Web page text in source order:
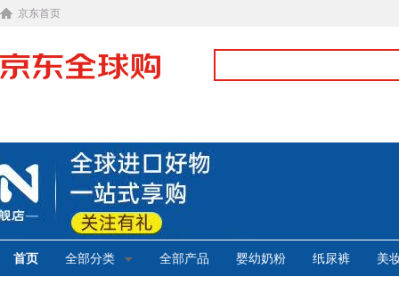
京东首页
首页 全部分类 全部产品 婴幼奶粉 纸尿裤 美